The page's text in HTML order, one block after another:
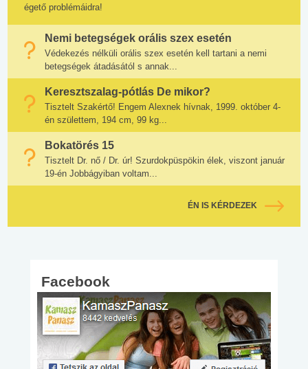
égető problémáidra!
Nemi betegségek orális szex esetén
Védekezés nélküli orális szex esetén kell tartani a nemi
betegségek átadásától s annak...
Keresztszalag-pótlás De mikor?
Tisztelt Szakértő! Engem Alexnek hívnak, 1999. október 4-
én születtem, 194 cm, 99 kg...
Bokatörés 15
Tisztelt Dr. nő / Dr. úr! Szurdokpüspökin élek, viszont január
19-én Jobbágyiban voltam...
ÉN IS KÉRDEZEK
Facebook